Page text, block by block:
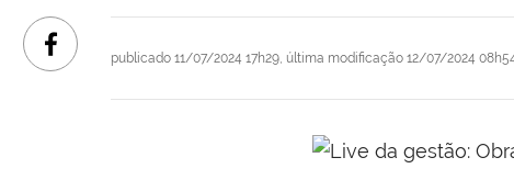
publicado 11/07/2024 17h29, última modificação 12/07/2024